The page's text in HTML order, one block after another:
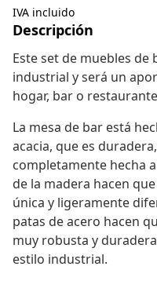
IVA incluido
Descripción
Este set de muebles
industrial y será un
hogar, bar o
La mesa de bar está
acacia, que es
completamente hecha
de la madera hacen
única y ligeramente
patas de acero hacen
muy robusta y
estilo industrial.